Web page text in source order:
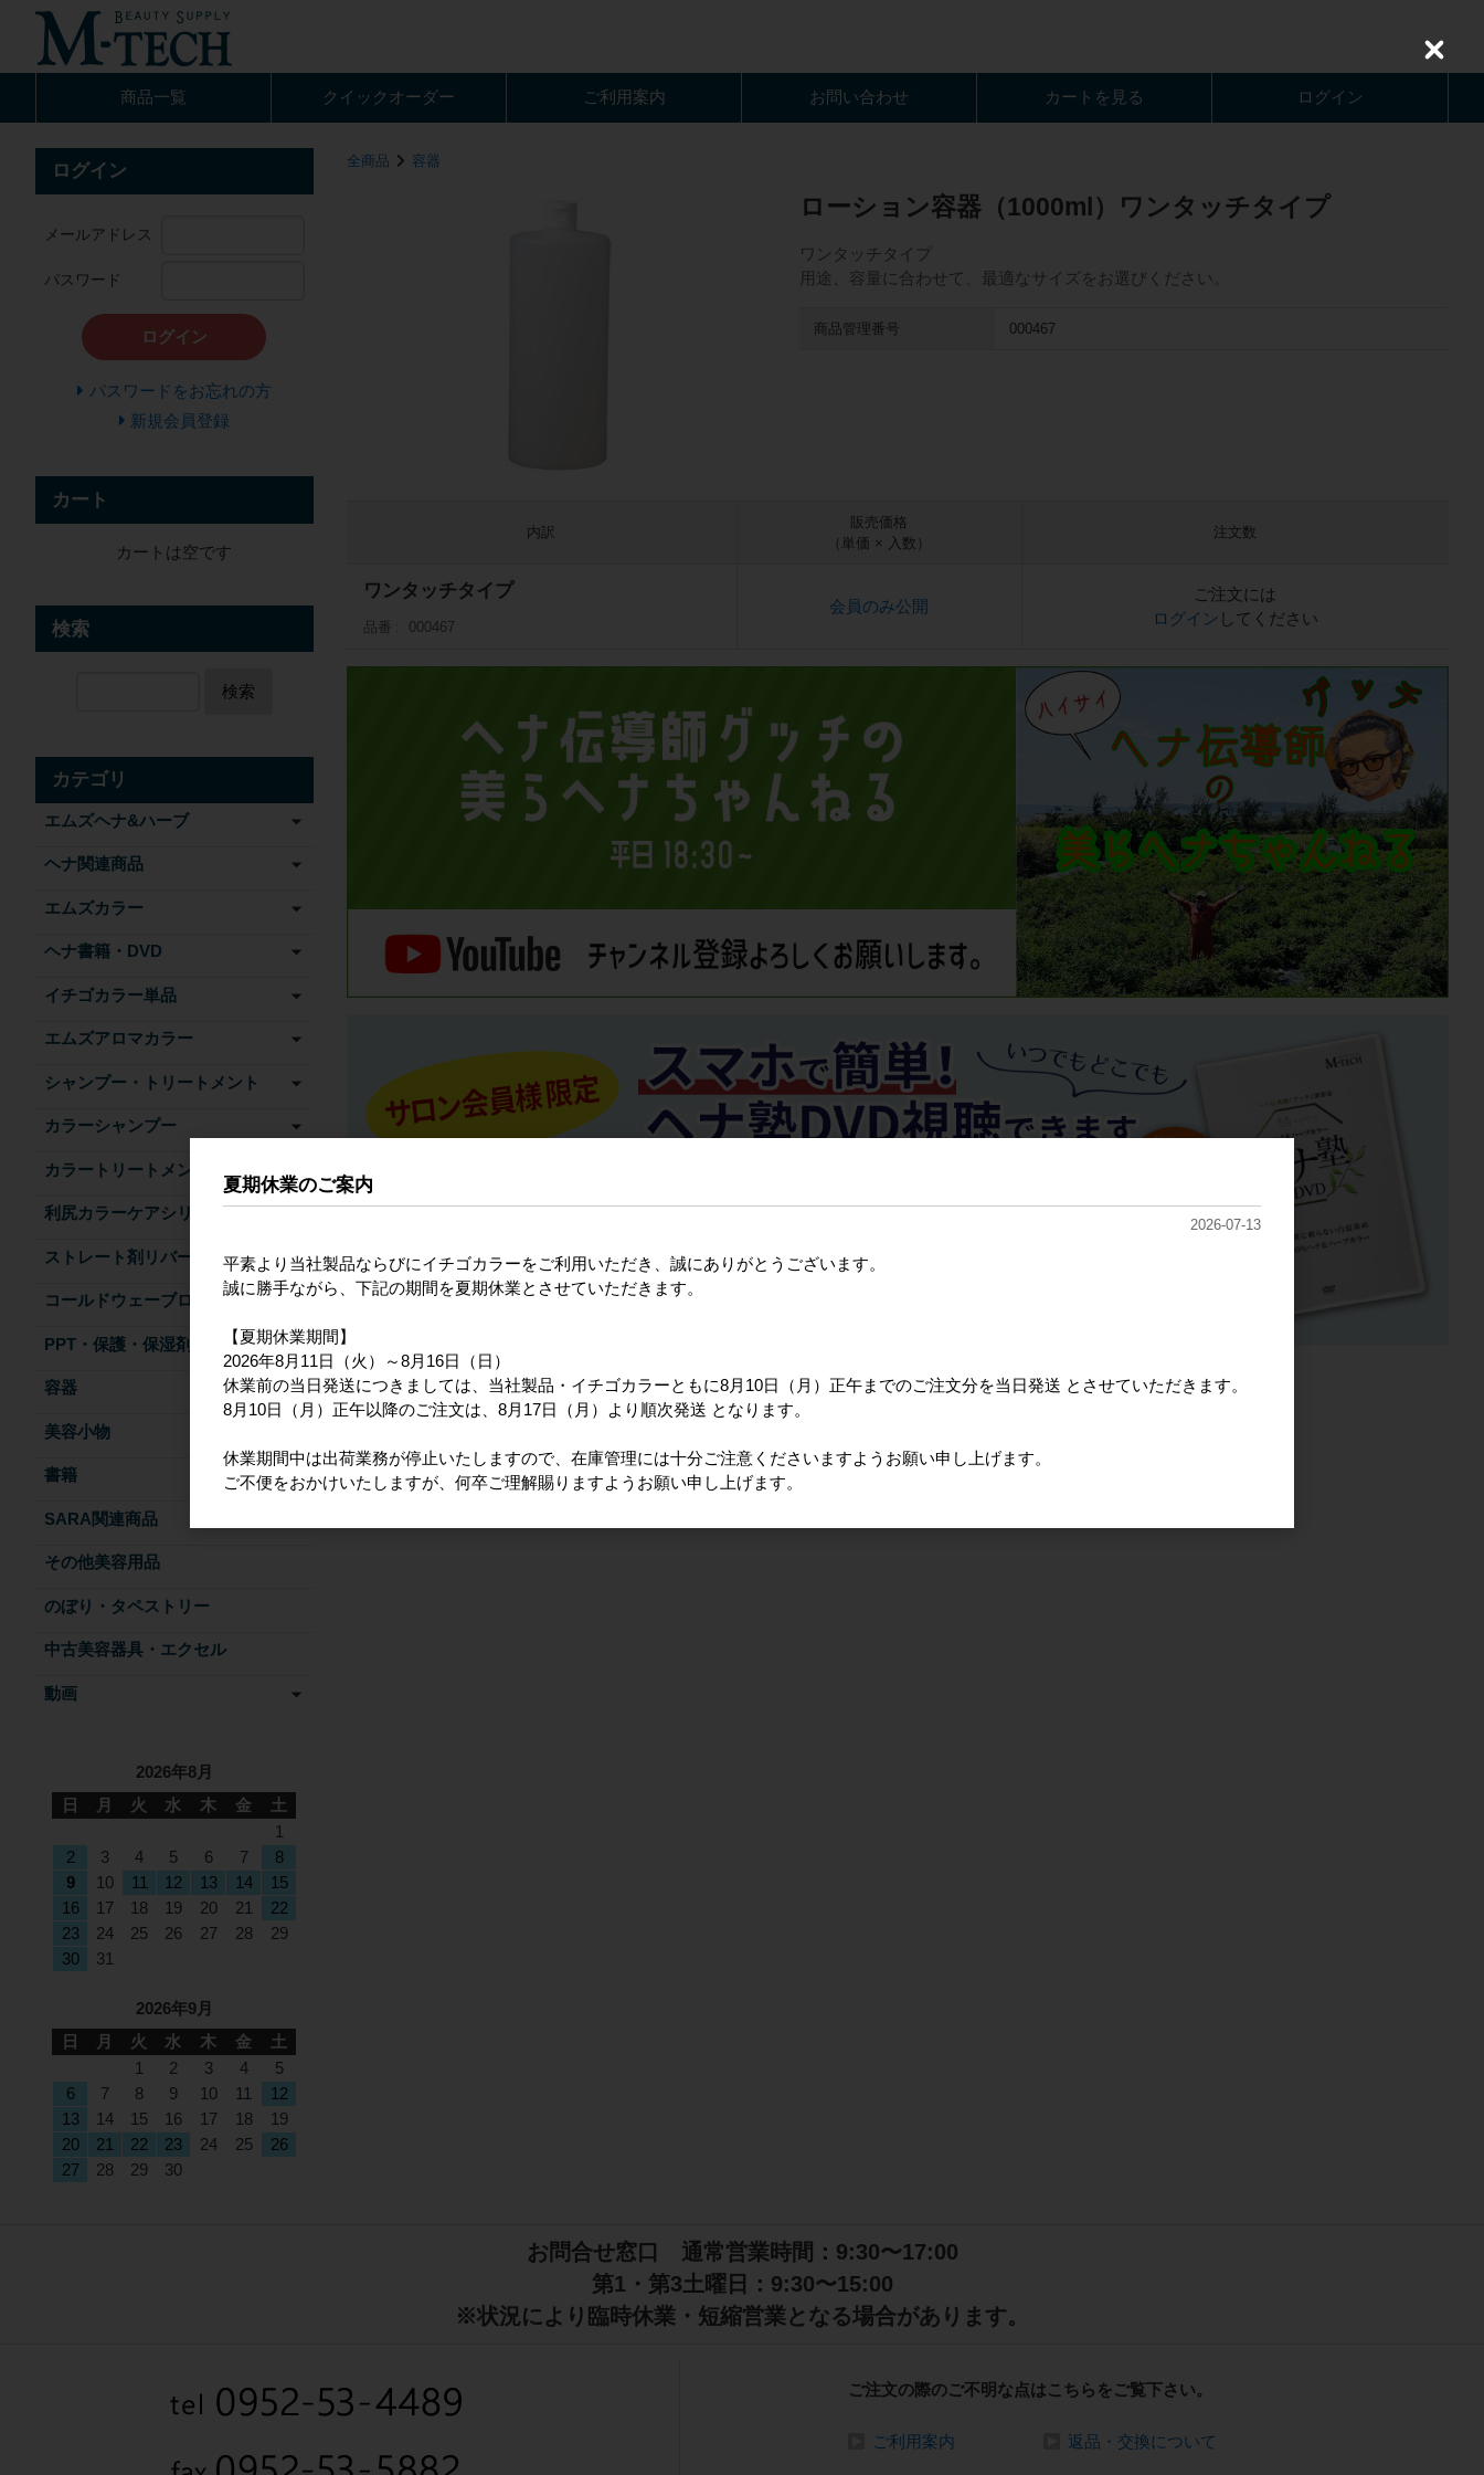
商品一覧 クイック オーダー ご利用案内 お問い合わせ カートを見る ログイン
全商品 容器
ローション容器（1000ml）ワンタッチタイプ
ワンタッチタイプ
用途、容量に合わせて、最適なサイズをお選びください。
商品管理番号 000467
内訳
販売価格
（単価 × 入数）
注文数
ワンタッチタイプ
品番 000467
会員のみ公開
ご注文には
ログイン してください
ログイン
メールアドレス
パスワード
ログイン
パスワードをお忘れの方
新規会員登録
カート
カートは空です
検索
検索
カテゴリ
エムズヘナ&ハーブ
ヘナ関連商品
エムズカラー
ヘナ書籍・DVD
イチゴカラー単品
エムズアロマカラー
シャンプー・トリートメント
カラーシャンプー
カラートリートメント
利尻カラーケアシリーズ
ストレート剤リバース
コールドウェーブローション
PPT・保護・保湿剤
容器
美容小物
書籍
SARA関連商品
その他美容用品
のぼり・タペストリー
中古美容器具・エクセル
動画
2026年8月
日
月 火 水 木 金
土
1
2
3 4 5 6 7
8
9
10 11 12 13 14
15
16
17 18 19 20 21
22
23
24 25 26 27 28
29
30
31
2026年9月
日
月 火 水 木 金
土
1
2 3 4
5
6
7 8 9 10 11
12
13
14 15 16 17 18
19
20
21 22 23 24 25
26
27
28 29 30
お問合せ窓口 通常営業時間：9:30〜17:00
第1・第3土曜日：9:30〜15:00
※状況により臨時休業・短縮営業となる場合があります。
ご注文の際のご不明な点はこちらをご覧下さい。
ご利用案内 返品・交換について
夏期休業のご案内
2026-07-13
平素より当社製品ならびにイチゴカラーをご利用いただき、誠にありがとうございます。
誠に勝手ながら、下記の期間を夏期休業とさせていただきます。
【夏期休業期間】
2026年8月11日（火）～8月16日（日）
休業前の当日発送につきましては、当社製品・イチゴカラーともに8月10日（月）正午までのご注文分を当日発送 とさせていただきます。
8月10日（月）正午以降のご注文は、8月17日（月）より順次発送 となります。
休業期間中は出荷業務が停止いたしますので、在庫管理には十分ご注意くださいますようお願い申し上げます。
ご不便をおかけいたしますが、何卒ご理解賜りますようお願い申し上げます。
C
l